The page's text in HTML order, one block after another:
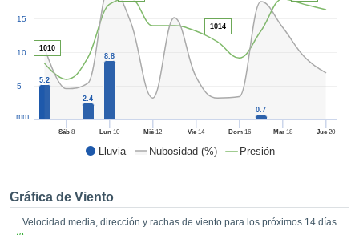
a la
de todas
nuestros
así como
un perfil
para
CONFIGURACIÓN
Lluvia Nubosidad (%) Presión
50
Sáb8 Lun 10 Mié 12 Vie 14 Dom16 Mar18 Jue 20
5
10
15
mm
5.2
2.4
8.8
0.7
1010
1014
Gráfica de Viento
Velocidad media, dirección y rachas de viento para los próximos 14 días